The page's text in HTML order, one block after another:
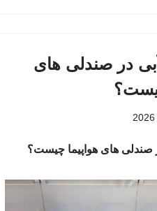
در صندلی های
صندلی های هواپیما چیست؟